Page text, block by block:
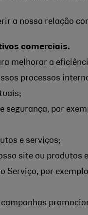
a nossa relação
comerciais.
melhorar a
processos
segurança, por
e serviços;
site ou produtos
Serviço, por